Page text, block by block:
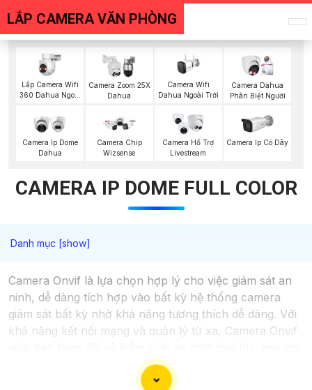
LẮP CAMERA VĂN PHÒNG
Lắp Camera Wifi
360 Dahua Ngoài
Camera Zoom 25X
Dahua
Camera Wifi
Dahua Ngoài Trời
Camera Dahua
Phân Biệt Người
Camera Ip Dome
Dahua
Camera Chip
Wizsense
Camera Hổ Trợ
Livestream
Camera Ip Có Dây
CAMERA IP DOME FULL COLOR
Camera Onvif là lựa chọn hợp lý cho việc giám sát an
ninh, dễ dàng tích hợp vào bất kỳ hệ thống camera
giám sát bất kỳ nhờ khả năng tương thích dễ dàng. Với
khả năng kết nối mạng và quản lý từ xa, Camera Onvif
một cách đơn giản. Sau đây là một số dòng camera
quan sát chất lượng dành cho bạn tham khảo.